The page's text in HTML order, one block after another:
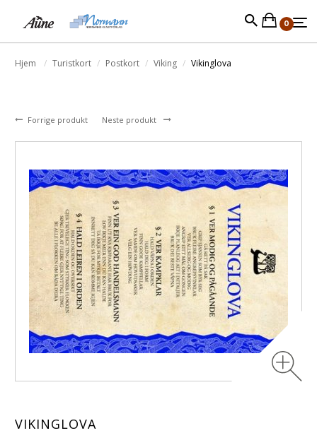
0
Hjem Turistkort Postkort Viking Vikinglova
Forrige produkt Neste produkt
VIKINGLOVA